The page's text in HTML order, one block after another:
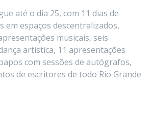
até o dia 25, com 11 dias de
em espaços descentralizados,
musicais, seis
artística, 11 apresentações
com sessões de autógrafos,
de escritores de todo Rio Grande